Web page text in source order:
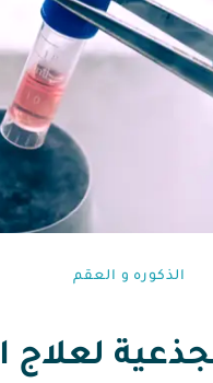
الذكوره و العقم⁩